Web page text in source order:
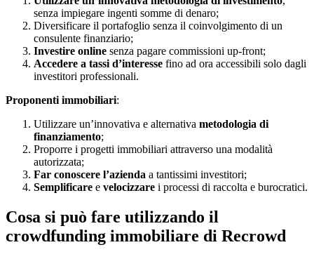
senza impiegare ingenti somme di denaro;
Diversificare il portafoglio senza il coinvolgimento di un
consulente finanziario;
Investire online senza pagare commissioni up-front;
Accedere a tassi d’interesse fino ad ora accessibili solo dagli
investitori professionali.
Proponenti immobiliari:
Utilizzare un’innovativa e alternativa metodologia di
finanziamento;
Proporre i progetti immobiliari attraverso una modalità
autorizzata;
Far conoscere l’azienda a tantissimi investitori;
Semplificare e velocizzare i processi di raccolta e burocratici.
Cosa si può fare utilizzando il
crowdfunding immobiliare di Recrowd